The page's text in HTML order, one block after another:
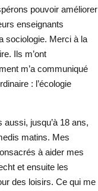
pouvoir améliorer
enseignants
sociologie. Merci à la
Ils m’ont
m’a communiqué
: l’écologie
jusqu’à 18 ans,
matins. Mes
à aider mes
et ensuite les
des loisirs. Ce qui me